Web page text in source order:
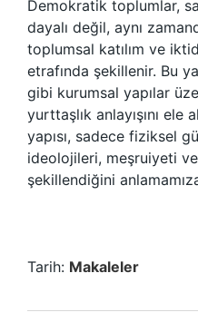
Demokratik toplumlar,
dayalı değil, aynı
toplumsal katılım ve
etrafında şekillenir. Bu
gibi kurumsal yapılar
yurttaşlık anlayışını ele
yapısı, sadece fiziksel
ideolojileri, meşruiyeti ve
şekillendiğini
Tarih: Makaleler